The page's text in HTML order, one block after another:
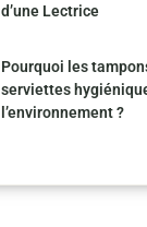
d’une Lectrice
Pourquoi les
serviettes
l’environnement ?